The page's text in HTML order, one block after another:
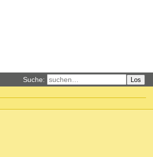
Suche: Los